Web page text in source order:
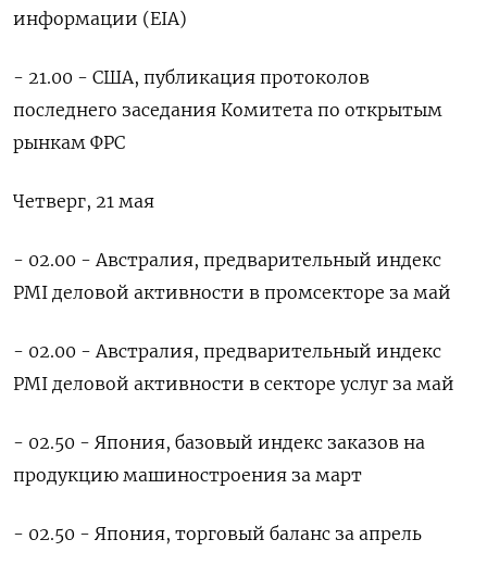
информации (EIA)
- 21.00 - США, публикация протоколов
последнего заседания Комитета по открытым
рынкам ФРС
Четверг, 21 мая
- 02.00 - Австралия, предварительный индекс
PMI деловой активности в промсекторе за май
- ​02.00 - Австралия, предварительный индекс
PMI деловой активности в секторе услуг за ​май
- 02.50 - Япония, базовый индекс заказов на
продукцию машиностроения за ‌март
- 02.50 - Япония, торговый баланс за апрель